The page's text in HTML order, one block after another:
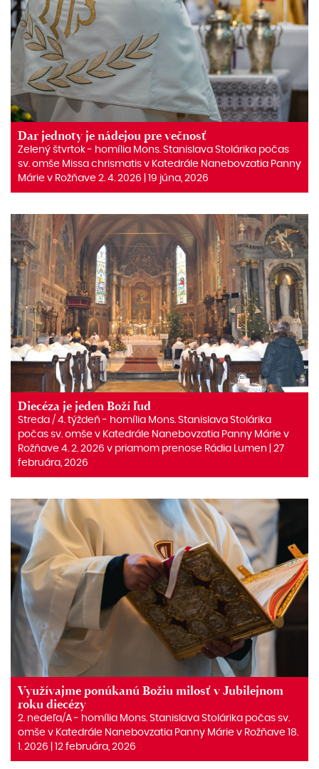
Dar jednoty je nádejou pre večnosť
Zelený štvrtok ‒ homília Mons. Stanislava Stolárika počas
sv. omše Missa chrismatis v Katedrále Nanebovzatia Panny
Márie v Rožňave 2. 4. 2026 | 19 júna, 2026
Diecéza je jeden Boží ľud
Streda / 4. týždeň - homília Mons. Stanislava Stolárika
počas sv. omše v Katedrále Nanebovzatia Panny Márie v
Rožňave 4. 2. 2026 v priamom prenose Rádia Lumen | 27
februára, 2026
Využívajme ponúkanú Božiu milosť v Jubilejnom
roku diecézy
2. nedeľa/A ‒ homília Mons. Stanislava Stolárika počas sv.
omše v Katedrále Nanebovzatia Panny Márie v Rožňave 18.
1. 2026 | 12 februára, 2026